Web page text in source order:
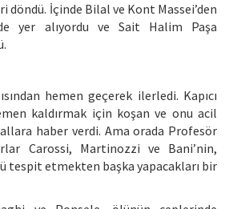
döndü. İçinde Bilal ve Kont Massei’den
yer alıyordu ve Sait Halim Paşa
hemen geçerek ilerledi. Kapıcı
kaldırmak için koşan ve onu acil
haber verdi. Ama orada Profesör
Carossi, Martinozzi ve Bani’nin,
tespit etmekten başka yapacakları bir